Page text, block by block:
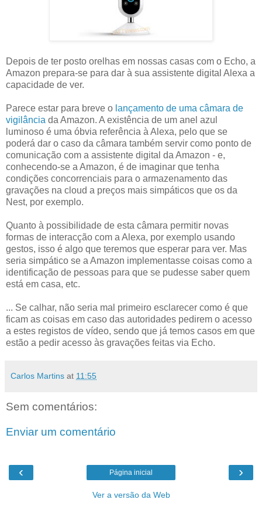
Depois de ter posto orelhas em nossas casas com o Echo, a
Amazon prepara-se para dar à sua assistente digital Alexa a
capacidade de ver.
Parece estar para breve o lançamento de uma câmara de
vigilância da Amazon. A existência de um anel azul
luminoso é uma óbvia referência à Alexa, pelo que se
poderá dar o caso da câmara também servir como ponto de
comunicação com a assistente digital da Amazon - e,
conhecendo-se a Amazon, é de imaginar que tenha
condições concorrenciais para o armazenamento das
gravações na cloud a preços mais simpáticos que os da
Nest, por exemplo.
Quanto à possibilidade de esta câmara permitir novas
formas de interacção com a Alexa, por exemplo usando
gestos, isso é algo que teremos que esperar para ver. Mas
seria simpático se a Amazon implementasse coisas como a
identificação de pessoas para que se pudesse saber quem
está em casa, etc.
... Se calhar, não seria mal primeiro esclarecer como é que
ficam as coisas em caso das autoridades pedirem o acesso
a estes registos de vídeo, sendo que já temos casos em que
estão a pedir acesso às gravações feitas via Echo.
Carlos Martins at 11:55
Sem comentários:
Enviar um comentário
‹ ›
Página inicial
Ver a versão da Web